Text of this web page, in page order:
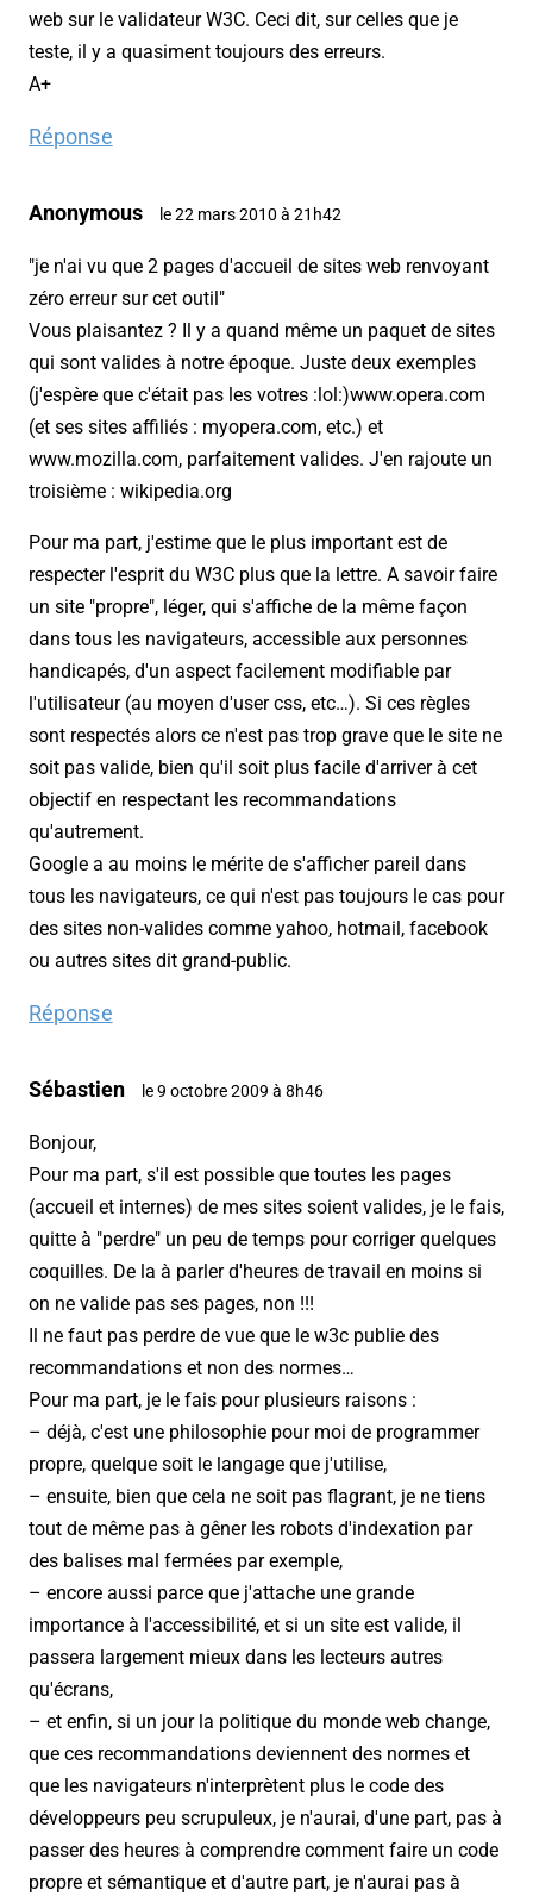
web sur le validateur W3C. Ceci dit, sur celles que je
teste, il y a quasiment toujours des erreurs.
A+
Réponse
Anonymous le 22 mars 2010 à 21h42
"je n'ai vu que 2 pages d'accueil de sites web renvoyant
zéro erreur sur cet outil"
Vous plaisantez ? Il y a quand même un paquet de sites
qui sont valides à notre époque. Juste deux exemples
(j'espère que c'était pas les votres :lol:)www.opera.com
(et ses sites affiliés : myopera.com, etc.) et
www.mozilla.com, parfaitement valides. J'en rajoute un
troisième : wikipedia.org
Pour ma part, j'estime que le plus important est de
respecter l'esprit du W3C plus que la lettre. A savoir faire
un site "propre", léger, qui s'affiche de la même façon
dans tous les navigateurs, accessible aux personnes
handicapés, d'un aspect facilement modifiable par
l'utilisateur (au moyen d'user css, etc…). Si ces règles
sont respectés alors ce n'est pas trop grave que le site ne
soit pas valide, bien qu'il soit plus facile d'arriver à cet
objectif en respectant les recommandations
qu'autrement.
Google a au moins le mérite de s'afficher pareil dans
tous les navigateurs, ce qui n'est pas toujours le cas pour
des sites non-valides comme yahoo, hotmail, facebook
ou autres sites dit grand-public.
Réponse
Sébastien le 9 octobre 2009 à 8h46
Bonjour,
Pour ma part, s'il est possible que toutes les pages
(accueil et internes) de mes sites soient valides, je le fais,
quitte à "perdre" un peu de temps pour corriger quelques
coquilles. De la à parler d'heures de travail en moins si
on ne valide pas ses pages, non !!!
Il ne faut pas perdre de vue que le w3c publie des
recommandations et non des normes…
Pour ma part, je le fais pour plusieurs raisons :
– déjà, c'est une philosophie pour moi de programmer
propre, quelque soit le langage que j'utilise,
– ensuite, bien que cela ne soit pas flagrant, je ne tiens
tout de même pas à gêner les robots d'indexation par
des balises mal fermées par exemple,
– encore aussi parce que j'attache une grande
importance à l'accessibilité, et si un site est valide, il
passera largement mieux dans les lecteurs autres
qu'écrans,
– et enfin, si un jour la politique du monde web change,
que ces recommandations deviennent des normes et
que les navigateurs n'interprètent plus le code des
développeurs peu scrupuleux, je n'aurai, d'une part, pas à
passer des heures à comprendre comment faire un code
propre et sémantique et d'autre part, je n'aurai pas à